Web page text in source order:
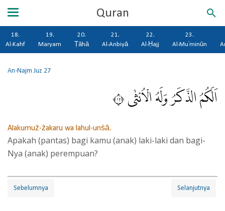
Quran
18.
Al-Kahf
19.
Maryam
20.
Ṭāhā
21.
Al-Anbiyā
22.
Al-Ḥajj
23.
Al-Mu'minūn
An-NajmJuz 27
اَلَكُمُ الذَّكَرُ وَلَهُ الْاُنْثٰى ٢١
Alakumuż-żakaru wa lahul-unṡā.
Apakah (pantas) bagi kamu (anak) laki-laki dan bagi-
Nya (anak) perempuan?
Sebelumnya Selanjutnya